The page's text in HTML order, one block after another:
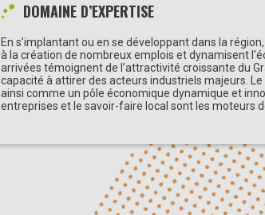
DOMAINE D’EXPERTISE
En s’implantant ou en se développant dans la
à la création de nombreux emplois et dynamisent
arrivées témoignent de l’attractivité croissante du
capacité à attirer des acteurs industriels majeurs. Le
ainsi comme un pôle économique dynamique et
entreprises et le savoir-faire local sont les moteurs